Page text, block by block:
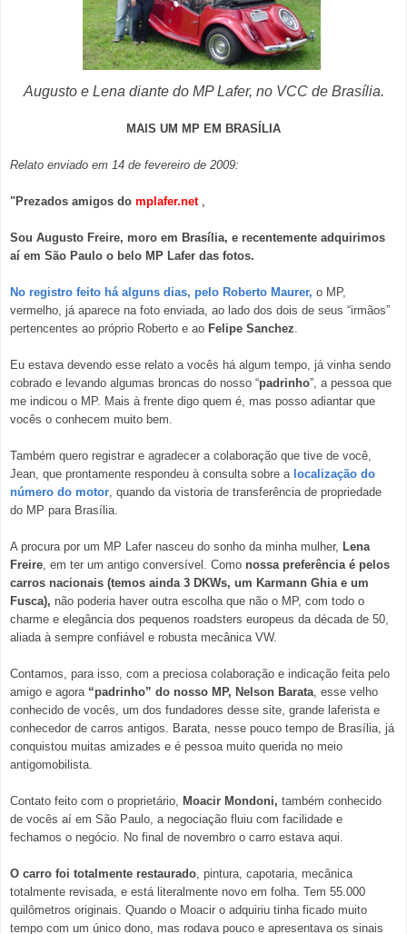
Augusto e Lena diante do MP Lafer, no VCC de Brasília.
MAIS UM MP EM BRASÍLIA
Relato enviado em 14 de fevereiro de 2009:
"Prezados amigos do mplafer.net
Sou Augusto Freire, moro em Brasília, e recentemente adquirimos
aí em São Paulo o belo MP Lafer das fotos.
No registro feito há alguns dias, pelo Roberto Maurer, o MP,
vermelho, já aparece na foto enviada, ao lado dos dois de seus “irmãos”
pertencentes ao próprio Roberto e ao Felipe Sanchez
Eu estava devendo esse relato a vocês há algum tempo, já vinha sendo
cobrado e levando algumas broncas do nosso “padrinho”, a pessoa que
me indicou o MP. Mais à frente digo quem é, mas posso adiantar que
vocês o conhecem muito bem.
Também quero registrar e agradecer a colaboração que tive de você,
Jean, que prontamente respondeu à consulta sobre a localização do
número do motor , quando da vistoria de transferência de propriedade
do MP para Brasília.
A procura por um MP Lafer nasceu do sonho da minha mulher,
Lena
Freire , em ter um antigo conversível. Como nossa preferência é pelos
carros nacionais (temos ainda 3 DKWs, um Karmann Ghia e um
Fusca), não poderia haver outra escolha que não o MP, com todo o
charme e elegância dos pequenos roadsters europeus da década de 50,
aliada à sempre confiável e robusta mecânica VW.
Contamos, para isso, com a preciosa colaboração e indicação feita pelo
amigo e agora “padrinho” do nosso MP, Nelson Barata , esse velho
conhecido de vocês, um dos fundadores desse site, grande laferista e
conhecedor de carros antigos. Barata, nesse pouco tempo de Brasília, já
conquistou muitas amizades e é pessoa muito querida no meio
antigomobilista.
Contato feito com o proprietário, Moacir Mondoni, também conhecido
de vocês aí em São Paulo, a negociação fluiu com facilidade e
fechamos o negócio. No final de novembro o carro estava aqui.
O carro foi totalmente restaurado , pintura, capotaria, mecânica
totalmente revisada, e está literalmente novo em folha. Tem 55.000
quilômetros originais. Quando o Moacir o adquiriu tinha ficado muito
tempo com um único dono, mas rodava pouco e apresentava os sinais